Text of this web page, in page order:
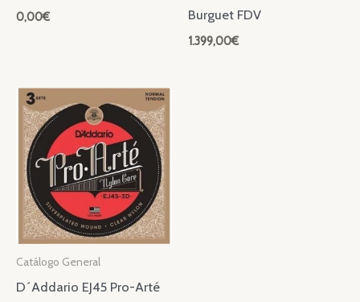
0,00€
Burguet FDV
1.399,00€
Catálogo General
D´Addario EJ45 Pro-Arté